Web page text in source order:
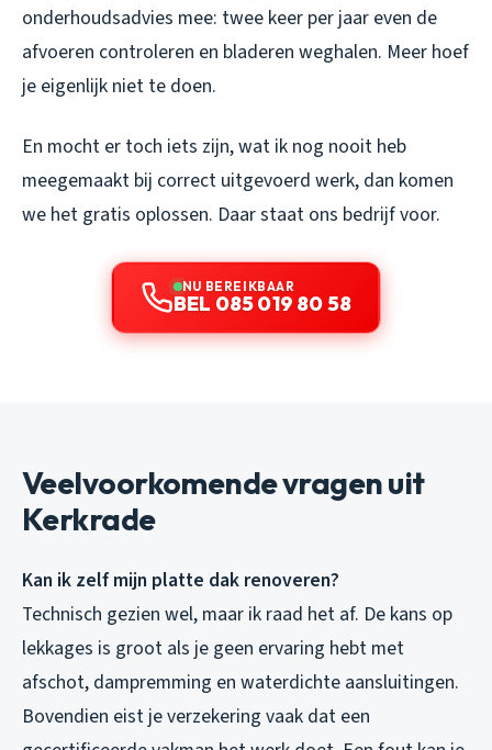
onderhoudsadvies mee: twee keer per jaar even de
afvoeren controleren en bladeren weghalen. Meer hoef
je eigenlijk niet te doen.
En mocht er toch iets zijn, wat ik nog nooit heb
meegemaakt bij correct uitgevoerd werk, dan komen
we het gratis oplossen. Daar staat ons bedrijf voor.
NU BEREIKBAAR
BEL 085 019 80 58
Veelvoorkomende vragen uit
Kerkrade
Kan ik zelf mijn platte dak renoveren?
Technisch gezien wel, maar ik raad het af. De kans op
lekkages is groot als je geen ervaring hebt met
afschot, dampremming en waterdichte aansluitingen.
Bovendien eist je verzekering vaak dat een